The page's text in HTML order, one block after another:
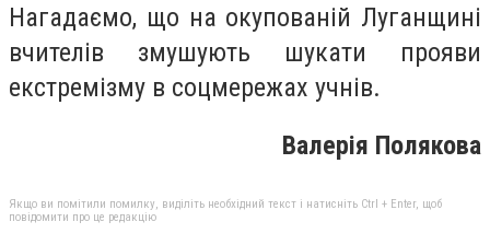
Нагадаємо, що на окупованій Луганщині
вчителів змушують шукати прояви
екстремізму в соцмережах учнів.
Валерія Полякова
Якщо ви помітили помилку, виділіть необхідний текст і натисніть Ctrl + Enter, щоб
повідомити про це редакцію